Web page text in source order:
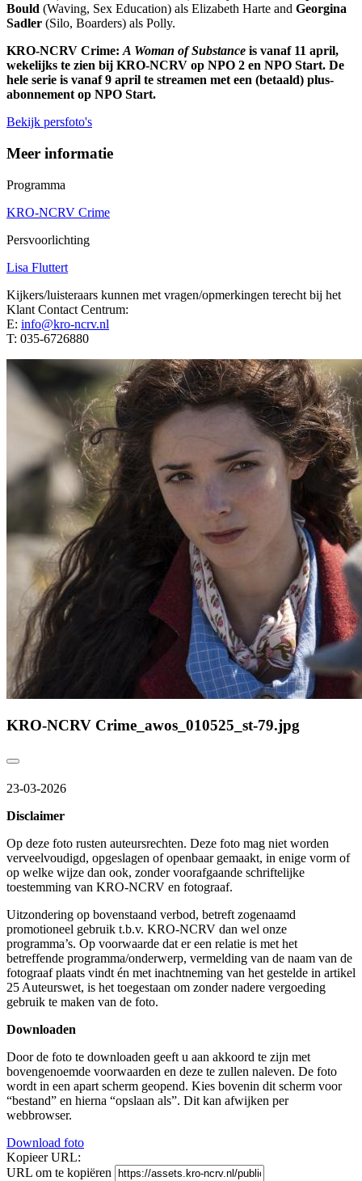
Bould (Waving, Sex Education) als Elizabeth Harte and Georgina
Sadler (Silo, Boarders) als Polly.
KRO-NCRV Crime: A Woman of Substance is vanaf 11 april,
wekelijks te zien bij KRO-NCRV op NPO 2 en NPO Start. De
hele serie is vanaf 9 april te streamen met een (betaald) plus-
abonnement op NPO Start.
Bekijk persfoto's
Meer informatie
Programma
KRO-NCRV Crime
Persvoorlichting
Lisa Fluttert
Kijkers/luisteraars kunnen met vragen/opmerkingen terecht bij het
Klant Contact Centrum:
E: info@kro-ncrv.nl
T: 035-6726880
KRO-NCRV Crime_awos_010525_st-79.jpg
23-03-2026
Disclaimer
Op deze foto rusten auteursrechten. Deze foto mag niet worden
verveelvoudigd, opgeslagen of openbaar gemaakt, in enige vorm of
op welke wijze dan ook, zonder voorafgaande schriftelijke
toestemming van KRO-NCRV en fotograaf.
Uitzondering op bovenstaand verbod, betreft zogenaamd
promotioneel gebruik t.b.v. KRO-NCRV dan wel onze
programma’s. Op voorwaarde dat er een relatie is met het
betreffende programma/onderwerp, vermelding van de naam van de
fotograaf plaats vindt én met inachtneming van het gestelde in artikel
25 Auteurswet, is het toegestaan om zonder nadere vergoeding
gebruik te maken van de foto.
Downloaden
Door de foto te downloaden geeft u aan akkoord te zijn met
bovengenoemde voorwaarden en deze te zullen naleven. De foto
wordt in een apart scherm geopend. Kies bovenin dit scherm voor
“bestand” en hierna “opslaan als”. Dit kan afwijken per
webbrowser.
Download foto
Kopieer URL:
URL om te kopiëren